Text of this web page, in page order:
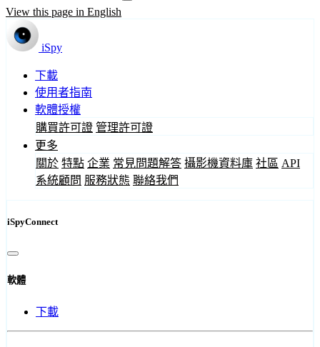
View this page in English
iSpy
下載
使用者指南
軟體授權
購買許可證 管理許可證
更多
關於 特點 企業 常見問題解答 攝影機資料庫 社區 API
系統顧問 服務狀態 聯絡我們
iSpyConnect
軟體
下載